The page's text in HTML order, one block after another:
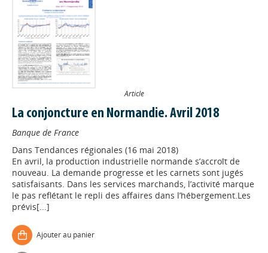
Article
La conjoncture en Normandie. Avril 2018
Banque de France
Dans Tendances régionales (16 mai 2018)
En avril, la production industrielle normande s’accroît de
nouveau. La demande progresse et les carnets sont jugés
satisfaisants. Dans les services marchands, l’activité marque
le pas reflétant le repli des affaires dans l’hébergement.Les
prévis[...]
Ajouter au panier